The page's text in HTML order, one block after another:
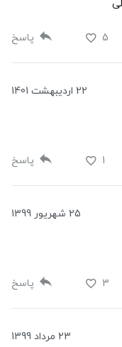
5 پاسخ
22 اردیبهشت 1401
1 پاسخ
25 شهریور 1399
3 پاسخ
23 مرداد 1399